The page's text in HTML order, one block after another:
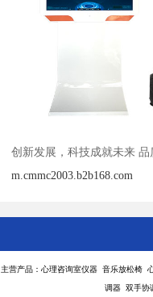
创新发展，科技成就未来
m.cmmc2003.b2b168.com
主营产品：心理咨询室仪器 音乐放松椅
调器 双手协